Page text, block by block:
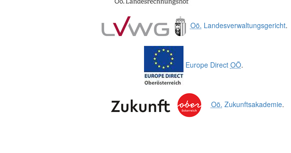
Oö. Landesverwaltungsgericht.
Europe Direct OÖ.
Oö. Zukunftsakademie.